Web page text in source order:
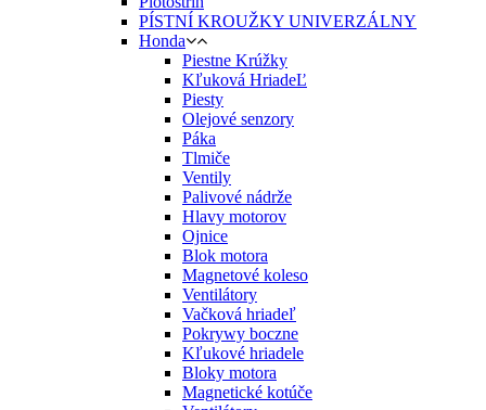
PÍSTNÍ KROUŽKY UNIVERZÁLNY
Honda
Piestne Krúžky
Kľuková HriadeĽ
Piesty
Olejové senzory
Páka
Tlmiče
Ventily
Palivové nádrže
Hlavy motorov
Ojnice
Blok motora
Magnetové koleso
Ventilátory
Vačková hriadeľ
Pokrywy boczne
Kľukové hriadele
Bloky motora
Magnetické kotúče